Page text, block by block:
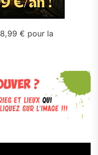
8,99 € pour la